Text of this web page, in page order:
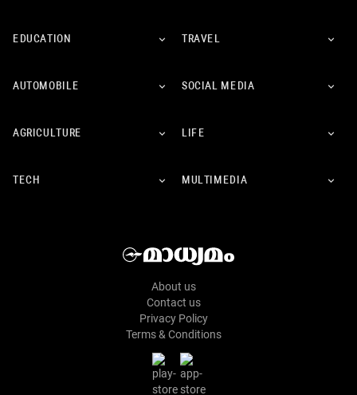
EDUCATION TRAVEL
AUTOMOBILE SOCIAL MEDIA
AGRICULTURE LIFE
TECH MULTIMEDIA
About us
Contact us
Privacy Policy
Terms & Conditions